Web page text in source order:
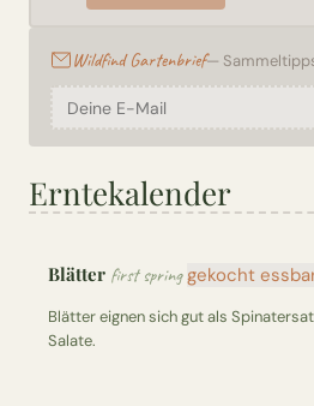
Wildfind Gartenbrief—
Erntekalender
Blätter first spring gekocht
Blätter eignen sich gut als
Salate.